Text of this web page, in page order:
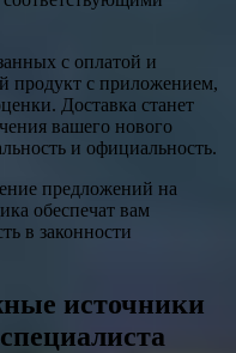
с оплатой и
продукт с приложением,
Доставка станет
вашего нового
и официальность.
предложений на
обеспечат вам
в законности
источники